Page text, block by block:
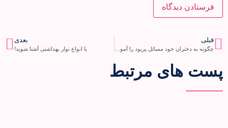
قبلی بعدی
با انواع نوار بهداشتی آشنا شوید!
پست های مرتبط